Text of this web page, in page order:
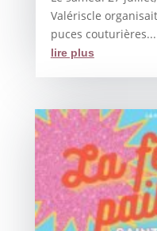
Valériscle
puces
lire plus